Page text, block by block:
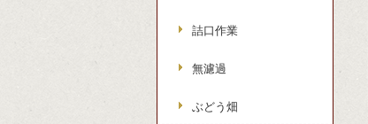
詰口作業
無濾過
ぶどう畑